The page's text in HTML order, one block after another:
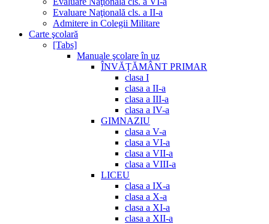
Evaluare Naţională cls. a II-a
Admitere in Colegii Militare
Carte şcolară
[Tabs]
Manuale şcolare în uz
ÎNVĂȚĂMÂNT PRIMAR
clasa I
clasa a II-a
clasa a III-a
clasa a IV-a
GIMNAZIU
clasa a V-a
clasa a VI-a
clasa a VII-a
clasa a VIII-a
LICEU
clasa a IX-a
clasa a X-a
clasa a XI-a
clasa a XII-a